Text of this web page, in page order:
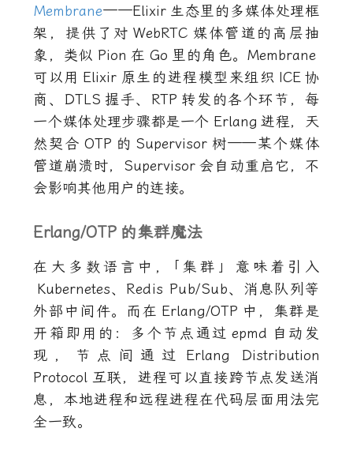
Membrane——Elixir 生态里的多媒体处理框
架，提供了对 WebRTC 媒体管道的高层抽
象，类似 Pion 在 Go 里的角色。Membrane
可以用 Elixir 原生的进程模型来组织 ICE 协
商、 DTLS 握手、 RTP 转发的各个环节，每
一个媒体处理步骤都是一个 Erlang 进程，天
然契合 OTP 的 Supervisor 树——某个媒体
管道崩溃时， Supervisor 会自动重启它，不
会影响其他用户的连接。
Erlang/OTP 的集群魔法
在大多数语言中 ， 「集群」意味着引入
Kubernetes、Redis Pub/Sub、消息队列等
外部中间件。而在 Erlang/OTP 中，集群是
开箱即用的：多个节点通过 epmd 自动发
现，节点间通过
Erlang Distribution
Protocol 互联，进程可以直接跨节点发送消
息，本地进程和远程进程在代码层面用法完
全一致。